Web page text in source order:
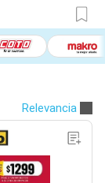
Relevancia